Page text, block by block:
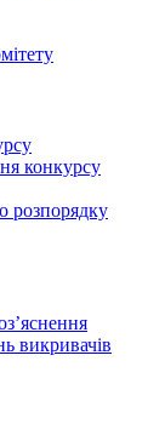
конкурсу
розпорядку
викривачів